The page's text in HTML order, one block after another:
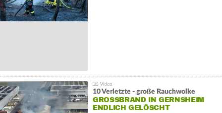
10 Verletzte - große Rauchwolke
GROSSBRAND IN GERNSHEIM E
NDLICH GELÖSCHT